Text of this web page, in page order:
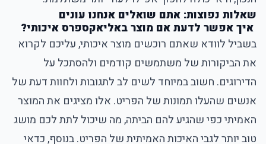
שאלות נפוצות: אתם שואלים אנחנו עונים
איך אפשר לדעת אם מוצר באליאקספרס איכותי?
בשביל לוודא שאתם רוכשים מוצר איכותי, עליכם לקרוא
את הביקורות של משתמשים קודמים ולהסתכל על
הדירוגים. חשוב במיוחד לשים לב לתגובות ולחוות דעת של
אנשים שהעלו תמונות של הפריט. אלו מציגים את המוצר
האמיתי כפי שהגיע להם הביתה, מה שיכול לתת לכם מושג
טוב יותר לגבי האיכות האמיתית של הפריט. בנוסף, כדאי